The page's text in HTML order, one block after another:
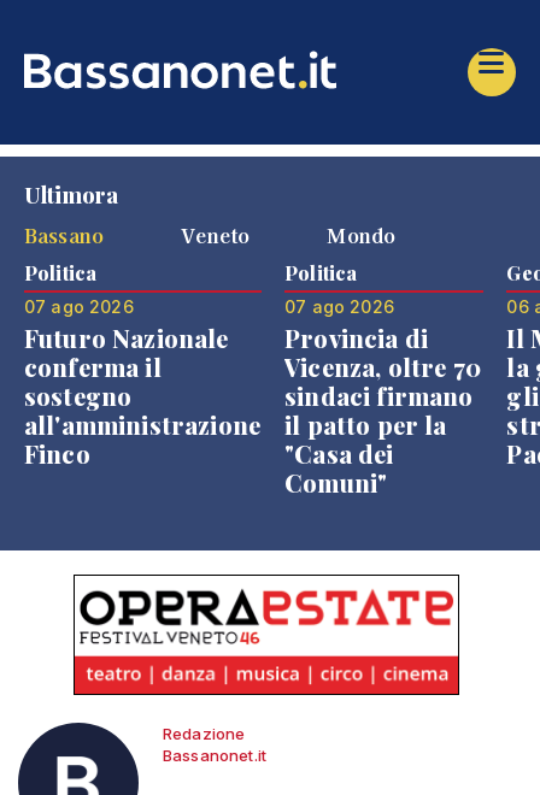
Ultimora
Bassano
Veneto Mondo
Politica
07 ago 2026
Futuro Nazionale
conferma il
sostegno
all'amministrazione
Finco
Politica
07 ago 2026
Provincia di
Vicenza, oltre 70
sindaci firmano
il patto per la
"Casa dei
Comuni"
06
Il
la
Redazione
Bassanonet.it